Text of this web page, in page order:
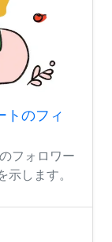
トのフィ
フォロワー
します。